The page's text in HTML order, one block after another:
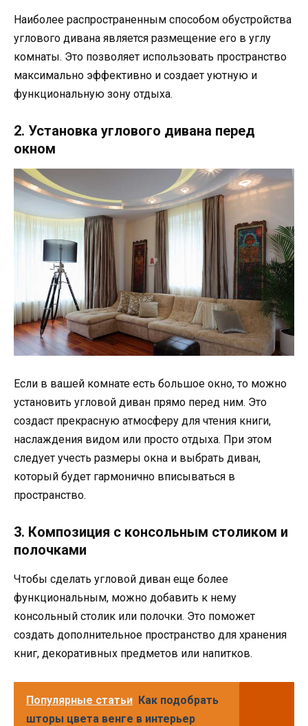
Наиболее распространенным способом обустройства
углового дивана является размещение его в углу
комнаты. Это позволяет использовать пространство
максимально эффективно и создает уютную и
функциональную зону отдыха.
2. Установка углового дивана перед
окном
Если в вашей комнате есть большое окно, то можно
установить угловой диван прямо перед ним. Это
создаст прекрасную атмосферу для чтения книги,
наслаждения видом или просто отдыха. При этом
следует учесть размеры окна и выбрать диван,
который будет гармонично вписываться в
пространство.
3. Композиция с консольным столиком и
полочками
Чтобы сделать угловой диван еще более
функциональным, можно добавить к нему
консольный столик или полочки. Это поможет
создать дополнительное пространство для хранения
книг, декоративных предметов или напитков.
Популярные статьи Как подобрать
шторы цвета венге в интерьер